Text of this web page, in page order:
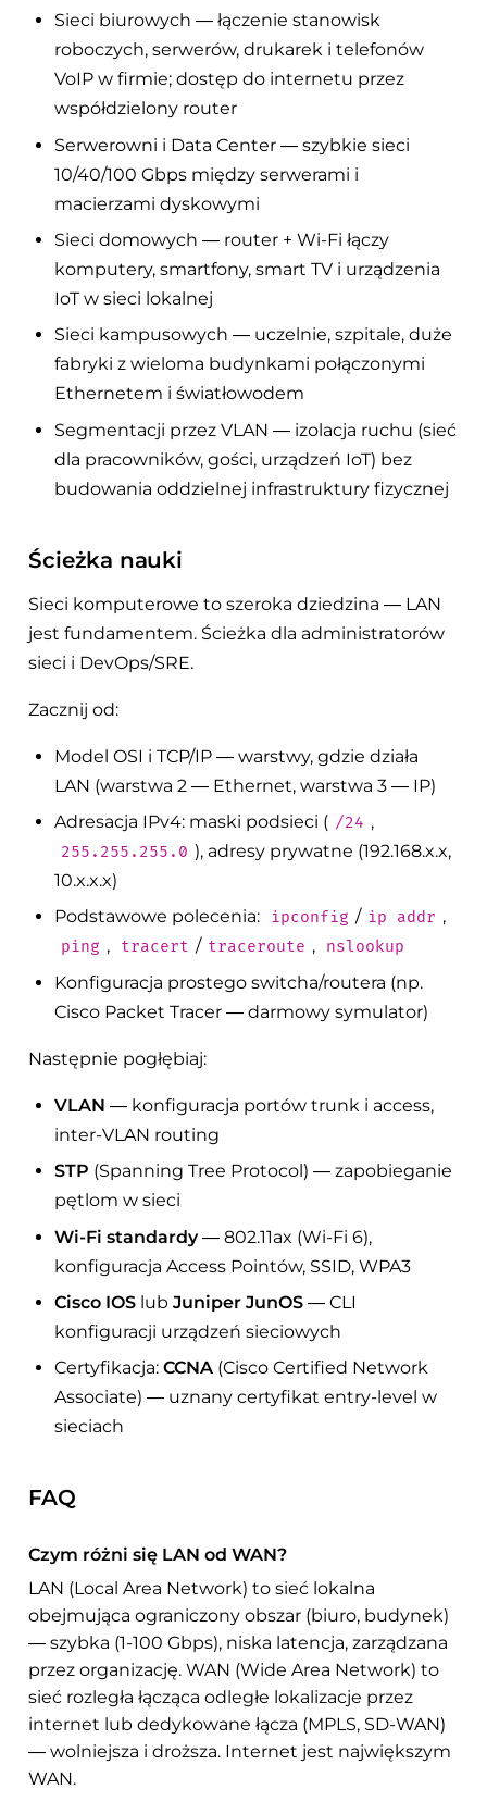
Sieci biurowych — łączenie stanowisk
roboczych, serwerów, drukarek i telefonów
VoIP w firmie; dostęp do internetu przez
współdzielony router
Serwerowni i Data Center — szybkie sieci
10/40/100 Gbps między serwerami i
macierzami dyskowymi
Sieci domowych — router + Wi-Fi łączy
komputery, smartfony, smart TV i urządzenia
IoT w sieci lokalnej
Sieci kampusowych — uczelnie, szpitale, duże
fabryki z wieloma budynkami połączonymi
Ethernetem i światłowodem
Segmentacji przez VLAN — izolacja ruchu (sieć
dla pracowników, gości, urządzeń IoT) bez
budowania oddzielnej infrastruktury fizycznej
Ścieżka nauki
Sieci komputerowe to szeroka dziedzina — LAN
jest fundamentem. Ścieżka dla administratorów
sieci i DevOps/SRE.
Zacznij od:
Model OSI i TCP/IP — warstwy, gdzie działa
LAN (warstwa 2 — Ethernet, warstwa 3 — IP)
Adresacja IPv4: maski podsieci ( /24 ,
255.255.255.0 ), adresy prywatne (192.168.x.x,
10.x.x.x)
Podstawowe polecenia:
ipconfig / ip addr ,
ping , tracert / traceroute , nslookup
Konfiguracja prostego switcha/routera (np.
Cisco Packet Tracer — darmowy symulator)
Następnie pogłębiaj:
VLAN — konfiguracja portów trunk i access,
inter-VLAN routing
STP (Spanning Tree Protocol) — zapobieganie
pętlom w sieci
Wi-Fi standardy— 802.11ax (Wi-Fi 6),
konfiguracja Access Pointów, SSID, WPA3
Cisco IOS lubJuniper JunOS — CLI
konfiguracji urządzeń sieciowych
Certyfikacja:CCNA (Cisco Certified Network
Associate) — uznany certyfikat entry-level w
sieciach
FAQ
Czym różni się LAN od WAN?
LAN (Local Area Network) to sieć lokalna
obejmująca ograniczony obszar (biuro, budynek)
— szybka (1-100 Gbps), niska latencja, zarządzana
przez organizację. WAN (Wide Area Network) to
sieć rozległa łącząca odległe lokalizacje przez
internet lub dedykowane łącza (MPLS, SD-WAN)
— wolniejsza i droższa. Internet jest największym
WAN.